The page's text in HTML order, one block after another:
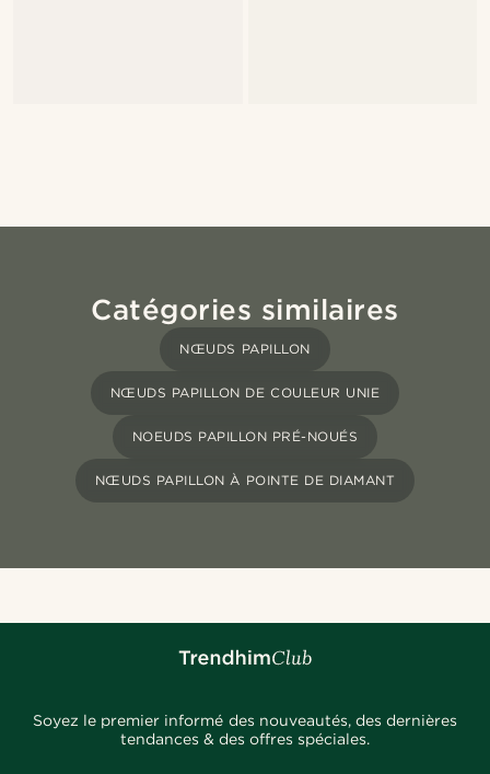
Catégories similaires
NŒUDS PAPILLON
NŒUDS PAPILLON DE COULEUR UNIE
NOEUDS PAPILLON PRÉ-NOUÉS
NŒUDS PAPILLON À POINTE DE DIAMANT
Soyez le premier informé des nouveautés, des dernières
tendances & des offres spéciales.